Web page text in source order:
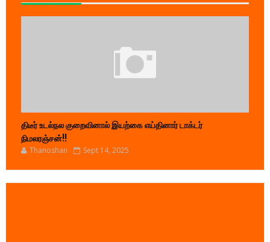
திடீர் உடல்நல குறைவினால் இயற்கை எய்தினார் டாக்டர்
நிமலரஞ்சன்!!
Thanoshan Sept 14, 2025